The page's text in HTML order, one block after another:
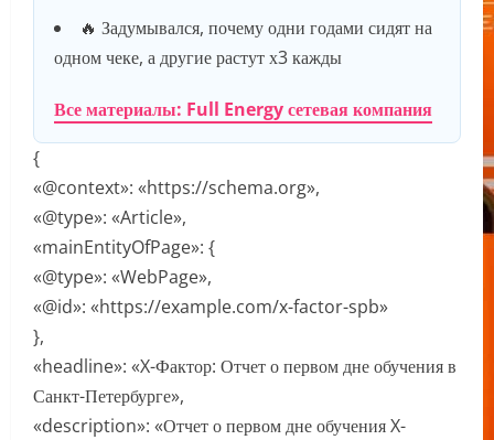
🔥 Задумывался, почему одни годами сидят на
одном чеке, а другие растут х3 кажды
Все материалы: Full Energy сетевая компания
{
«@context»: «https://schema.org»,
«@type»: «Article»,
«mainEntityOfPage»: {
«@type»: «WebPage»,
«@id»: «https://example.com/x-factor-spb»
},
«headline»: «X-Фактор: Отчет о первом дне обучения в
Санкт-Петербурге»,
«description»: «Отчет о первом дне обучения X-